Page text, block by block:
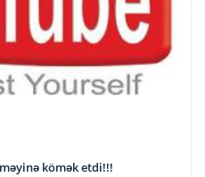
kömək etdi!!!